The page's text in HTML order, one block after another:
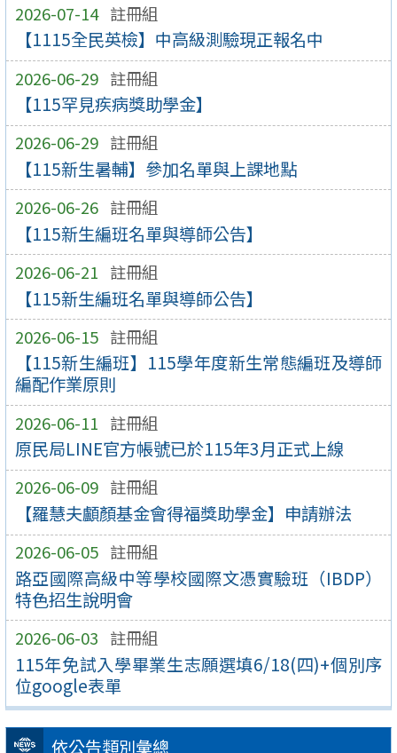
2026-07-14 註冊組
【1115全民英檢】中高級測驗現正報名中
2026-06-29 註冊組
【115罕見疾病獎助學金】
2026-06-29 註冊組
【115新生暑輔】參加名單與上課地點
2026-06-26 註冊組
【115新生編班名單與導師公告】
2026-06-21 註冊組
【115新生編班名單與導師公告】
2026-06-15 註冊組
【115新生編班】115學年度新生常態編班及導師
編配作業原則
2026-06-11 註冊組
原民局LINE官方帳號已於115年3月正式上線
2026-06-09 註冊組
【羅慧夫顱顏基金會得福獎助學金】申請辦法
2026-06-05 註冊組
路亞國際高級中等學校國際文憑實驗班（IBDP）
特色招生說明會
2026-06-03 註冊組
115年免試入學畢業生志願選填6/18(四)+個別序
位google表單
依公告類別彙總